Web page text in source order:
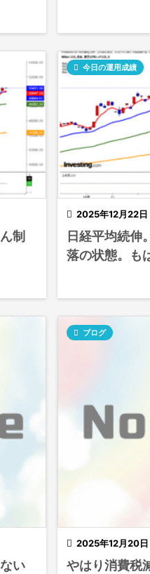
制
 2025年12月22日
 今日の運用成績
日経平均続伸
落の状態。も
い
 2025年12月20日
 ブログ
やはり消費税